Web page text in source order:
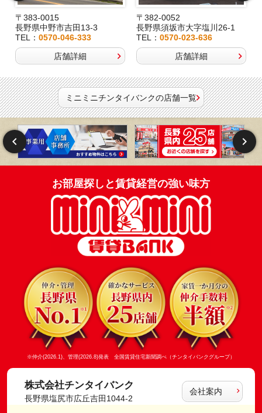
〒383-0015
長野県中野市吉田13-3
TEL： 0570-046-333
店舗詳細
〒382-0052
長野県須坂市大字塩川26-1
TEL：0570-023-636
店舗詳細
ミニミニチンタイバンクの店舗一覧
お部屋探しと賃貸経営の強い味方
※仲介(2026.1)、管理(2026.8)発表 全国賃貸住宅新聞調べ（チンタイバンクグループ）
株式会社チンタイバンク
長野県塩尻市広丘吉田1044-2
会社案内